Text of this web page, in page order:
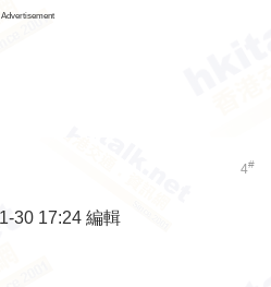
Advertisement
4#
30 17:24 編輯